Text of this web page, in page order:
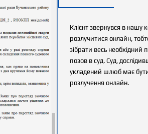
Клієнт звернувся в
розлучитися онлайн,
зібрати весь необхідний
позов в суд. Суд,
укладений шлюб має
розлучення онлайн.